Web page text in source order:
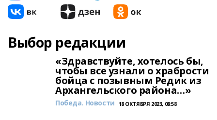
Выбор редакции
«Здравствуйте, хотелось бы,
чтобы все узнали о храбрости
бойца с позывным Редик из
Архангельского района…»
Победа. Новости 18 ОКТЯБРЯ 2023, 08:58